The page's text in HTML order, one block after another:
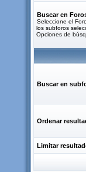
Buscar en
Seleccione el
los subforos
Opciones de
Buscar en
Ordenar
Limitar